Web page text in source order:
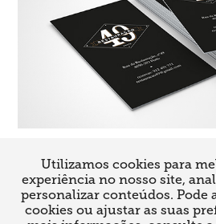
↑ Back to Top
Utilizamos cookies para
experiência no nosso site,
personalizar conteúdos. Pode
cookies ou ajustar as suas